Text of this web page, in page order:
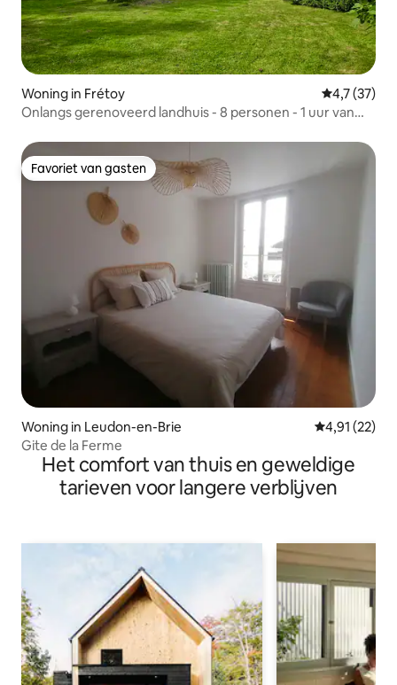
Woning in Frétoy
4,7 (37)
Onlangs gerenoveerd landhuis - 8 personen - 1 uur van
Favoriet van gasten
Favoriet van gasten
Woning in Leudon-en-Brie Gemiddelde
4,91 (22)
Gite de la Ferme
Het comfort van thuis en geweldige
tarieven voor langere verblijven